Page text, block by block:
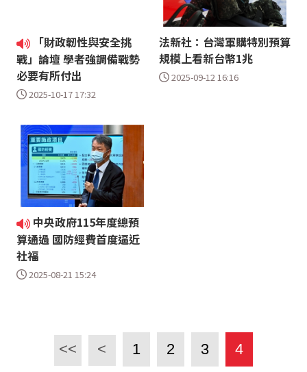
「財政韌性與安全挑
戰」論壇 學者強調備戰勢
必要有所付出
2025-10-17 17:32
法新社：台灣軍購特別預算
規模上看新台幣1兆
2025-09-12 16:16
中央政府115年度總預
算通過 國防經費首度逼近
社福
2025-08-21 15:24
<< < 1 2 3 4